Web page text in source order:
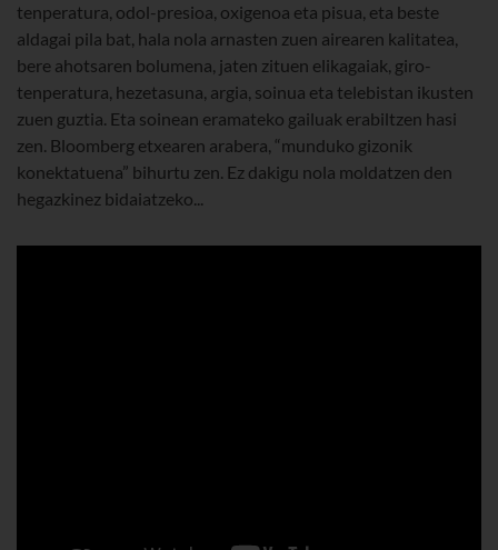
tenperatura, odol-presioa, oxigenoa eta pisua, eta beste
aldagai pila bat, hala nola arnasten zuen airearen kalitatea,
bere ahotsaren bolumena, jaten zituen elikagaiak, giro-
tenperatura, hezetasuna, argia, soinua eta telebistan ikusten
zuen guztia. Eta soinean eramateko gailuak erabiltzen hasi
zen. Bloomberg etxearen arabera, “munduko gizonik
konektatuena” bihurtu zen. Ez dakigu nola moldatzen den
hegazkinez bidaiatzeko...